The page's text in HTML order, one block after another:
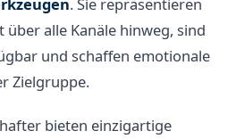
alle Kanäle hinweg, sind
und schaffen emotionale
Zielgruppe.
bieten einzigartige